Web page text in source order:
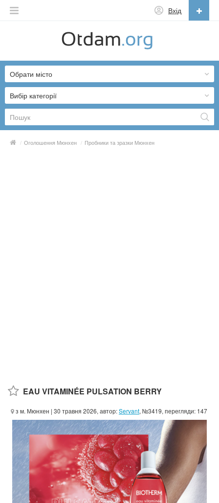
Вхід
English
Русский
Українська
Вибір категорії
Обрати місто
/ Оголошення Мюнхен / Пробники та зразки Мюнхен
EAU VITAMINÉE PULSATION BERRY
з м. Мюнхен | 30 травня 2026, автор:Servant, №3419, перегляди: 147